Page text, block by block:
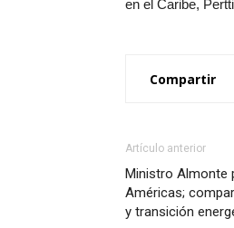
en el Caribe,
Compartir
Artículo anterior
Ministro Almonte
Américas;
y transición